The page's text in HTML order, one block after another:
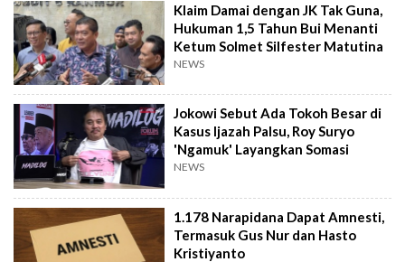
Klaim Damai dengan JK Tak Guna,
Hukuman 1,5 Tahun Bui Menanti
Ketum Solmet Silfester Matutina
NEWS
Jokowi Sebut Ada Tokoh Besar di
Kasus Ijazah Palsu, Roy Suryo
'Ngamuk' Layangkan Somasi
NEWS
1.178 Narapidana Dapat Amnesti,
Termasuk Gus Nur dan Hasto
Kristiyanto